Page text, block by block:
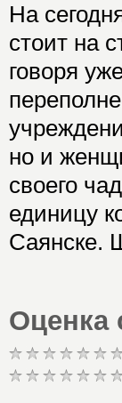
На
стоит на
говоря
но и
своего
единицу
Саянске.
Оценка